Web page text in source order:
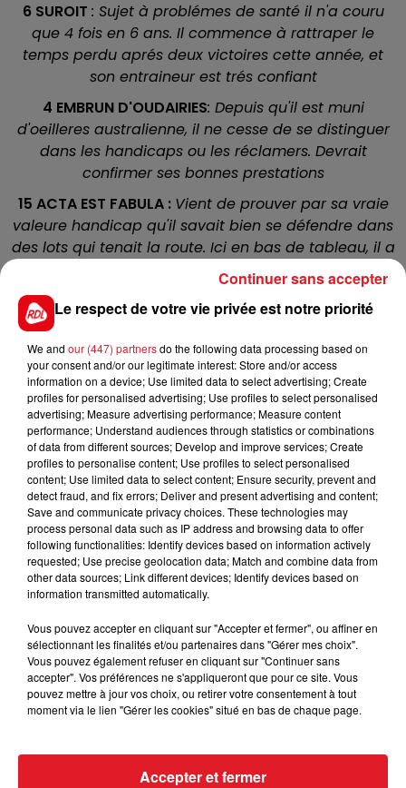
6 SUROIT : Sujet à problémes de santé il n'a couru
que 4 fois en 6 ans. Il commence à rattraper le
temps perdu aprés deux victoires cette année, et
son entraineur est trés confiant
4 EMBRUN D'OUDAIRIES: Depuis qu'il est muni
d'oeilleres australienne, il ne cesse de se distinguer
dans les handicaps ou les réclamers. Devrait
confirmer ses bonnes prestations
15 ACTA EST FABULA : Vient de prouver par sa vraie
valeure handicap qu'il savait bien se défendre dans
des lots qui tenait la route. Ici en bas de tableau, il a
sa place dans les 4/5 premiers.
1 FANFARON SPECIAL :
Fait preuve de regularité
depuis ses débuts, mais n'arrive toujours pas à
s'imposer sur ce parcours. A prendre pour les
accessits
8 DASHING FILLY :Va faire une rentrée aprés 2
trimestres d'absence, mais elle est constante dans
ses résultats. Peut manquer pour finir sur le podium,
mais pas pour les autres places.
11 DROP FIGHT :Va débuter à Auteuil, avec de
l'expérience venu des steeples provinciaux. Le lourd
devrait lui être bénèfique. A surveiller.
FIL D'ACTUS
Le respect de votre vie privée est notre priorité
We and our (447) partnersdo the following data processing based on
your consent and/or our legitimate interest: Store and/or access
information on a device; Use limited data to select advertising; Create
profiles for personalised advertising; Use profiles to select personalised
advertising; Measure advertising performance; Measure content
performance; Understand audiences through statistics or combinations
of data from different sources; Develop and improve services; Create
profiles to personalise content; Use profiles to select personalised
content; Use limited data to select content; Ensure security, prevent and
detect fraud, and fix errors; Deliver and present advertising and content;
Save and communicate privacy choices. These technologies may
process personal data such as IP address and browsing data to offer
following functionalities: Identify devices based on information actively
requested; Use precise geolocation data; Match and combine data from
other data sources; Link different devices; Identify devices based on
information transmitted automatically.
Vous pouvez accepter en cliquant sur "Accepter et fermer", ou affiner en
sélectionnant les finalités et/ou partenaires dans "Gérer mes choix".
Vous pouvez également refuser en cliquant sur "Continuer sans
accepter". Vos préférences ne s'appliqueront que pour ce site. Vous
pouvez mettre à jour vos choix, ou retirer votre consentement à tout
moment via le lien "Gérer les cookies" situé en bas de chaque page.
Accepter et fermer
Continuer sans accepter